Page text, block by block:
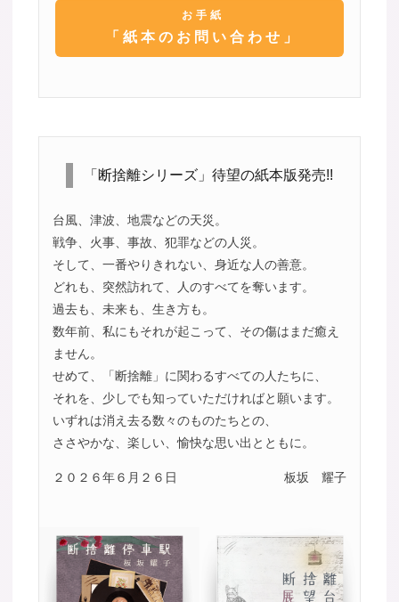
お手紙
「紙本のお問い合わせ」
「断捨離シリーズ」待望の紙本版発売!!
台風、津波、地震などの天災。
戦争、火事、事故、犯罪などの人災。
そして、一番やりきれない、身近な人の善意。
どれも、突然訪れて、人のすべてを奪います。
過去も、未来も、生き方も。
数年前、私にもそれが起こって、その傷はまだ癒え
ません。
せめて、「断捨離」に関わるすべての人たちに、
それを、少しでも知っていただければと願います。
いずれは消え去る数々のものたちとの、
ささやかな、楽しい、愉快な思い出とともに。
２０２６年６月２６日 板坂 耀子